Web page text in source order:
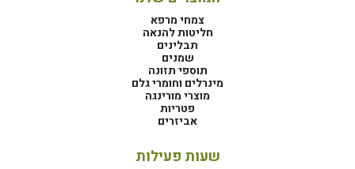
צמחי מרפא
חליטות להנאה
תבלינים
שמנים
תוספי תזונה
מינרלים וחומרי גלם
מוצרי מורינגה
פטריות
אביזרים
שעות פעילות